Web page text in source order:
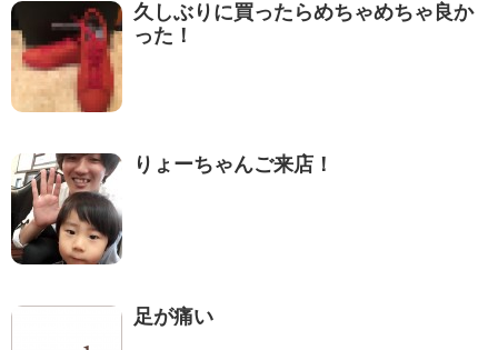
久しぶりに買ったらめちゃめちゃ良か
った！
りょーちゃんご来店！
足が痛い